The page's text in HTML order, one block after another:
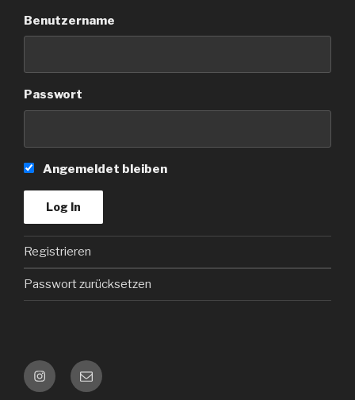
Benutzername
Passwort
Angemeldet bleiben
Registrieren
Passwort zurücksetzen
InstagramKontakt
e-